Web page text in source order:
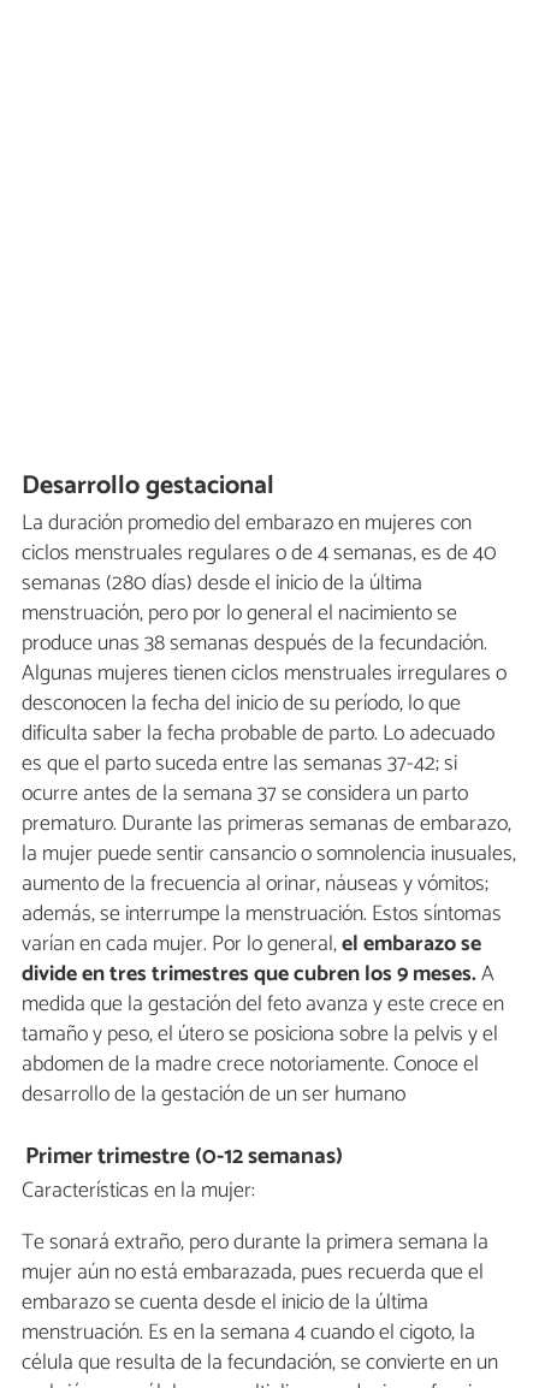
Desarrollo gestacional
La duración promedio del embarazo en mujeres con
ciclos menstruales regulares o de 4 semanas, es de 40
semanas (280 días) desde el inicio de la última
menstruación, pero por lo general el nacimiento se
produce unas 38 semanas después de la fecundación.
Algunas mujeres tienen ciclos menstruales irregulares o
desconocen la fecha del inicio de su período, lo que
dificulta saber la fecha probable de parto. Lo adecuado
es que el parto suceda entre las semanas 37-42; si
ocurre antes de la semana 37 se considera un parto
prematuro. Durante las primeras semanas de embarazo,
la mujer puede sentir cansancio o somnolencia inusuales,
aumento de la frecuencia al orinar, náuseas y vómitos;
además, se interrumpe la menstruación. Estos síntomas
varían en cada mujer. Por lo general,el embarazo se
divide en tres trimestres que cubren los 9 meses.A
medida que la gestación del feto avanza y este crece en
tamaño y peso, el útero se posiciona sobre la pelvis y el
abdomen de la madre crece notoriamente. Conoce el
desarrollo de la gestación de un ser humano
Primer trimestre (0-12 semanas)
Características en la mujer:
Te sonará extraño, pero durante la primera semana la
mujer aún no está embarazada, pues recuerda que el
embarazo se cuenta desde el inicio de la última
menstruación. Es en la semana 4 cuando el cigoto, la
célula que resulta de la fecundación, se convierte en un